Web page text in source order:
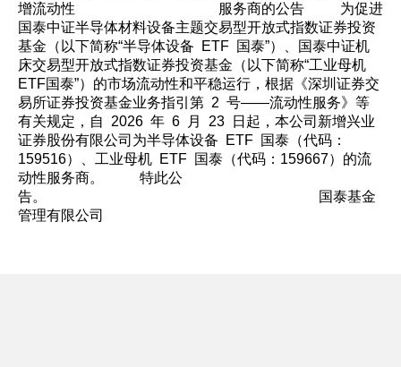
增流动性 服务商的公告 为促进
国泰中证半导体材料设备主题交易型开放式指数证券投资
基金（以下简称“半导体设备 ETF 国泰”）、国泰中证机
床交易型开放式指数证券投资基金（以下简称“工业母机
ETF国泰”）的市场流动性和平稳运行，根据《深圳证券交
易所证券投资基金业务指引第 2 号——流动性服务》等
有关规定，自 2026 年 6 月 23 日起，本公司新增兴业
证券股份有限公司为半导体设备 ETF 国泰（代码：
159516）、工业母机 ETF 国泰（代码：159667）的流
动性服务商。 特此公
告。 国泰基金
管理有限公司